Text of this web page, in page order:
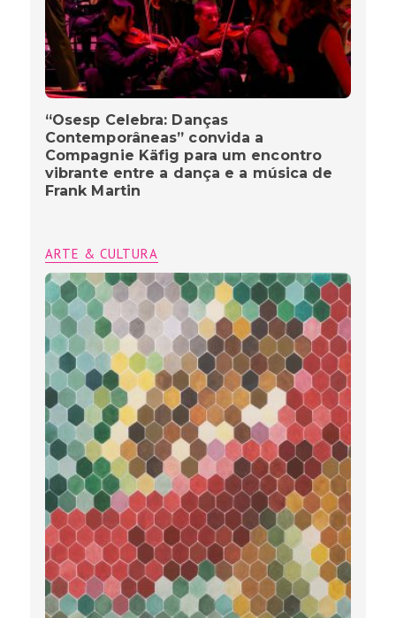
“Osesp Celebra: Danças
Contemporâneas” convida a
Compagnie Käfig para um encontro
vibrante entre a dança e a música de
Frank Martin
ARTE & CULTURA